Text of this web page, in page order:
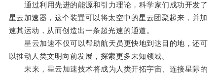
通过利用先进的能源和引力理论，科学家们成功开发了
星云加速器，这个装置可以将太空中的星云团聚起来，并加
速其运动，从而创造出一条超光速的通道。
星云加速不仅可以帮助航天员更快地到达目的地，还可
以推动人类文明向前发展，探索更多未知领域。
未来，星云加速技术将成为人类开拓宇宙、连接星际的